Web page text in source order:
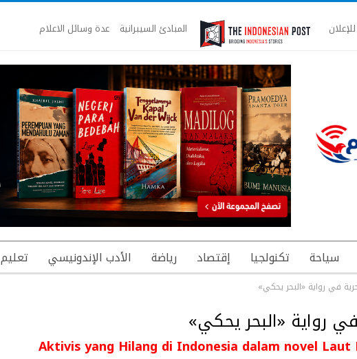
للإعلان المبادئ السيبرانية عدة وسائل الاعلام
سياحة تكنولجيا إقتصاد رياضة الأدب الإندونيسي تعليم
في رواية «البحر يحكي»
رواية «البحر يحكي»
Aktivis yang Hilang di Indonesia dalam novel